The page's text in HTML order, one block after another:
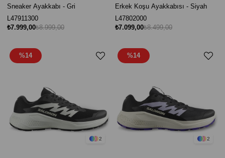
Sneaker Ayakkabı - Gri
L47911300
₺7.999,00₺8.999,00
Erkek Koşu Ayakkabısı - Siyah
L47802000
₺7.099,00₺8.499,00
2
%14
2
%14